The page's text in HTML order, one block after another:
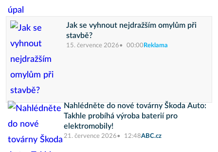
Jak se vyhnout nejdražším omylům při
stavbě?
15. července 2026 00:00 Reklama
Nahlédněte do nové továrny Škoda Auto:
Takhle probíhá výroba baterií pro
elektromobily!
21. července 2026 12:48ABC.cz